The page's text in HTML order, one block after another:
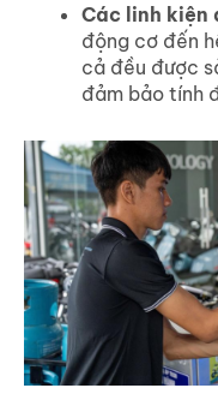
Các linh kiện
động cơ đến
cả đều được
đảm bảo tính